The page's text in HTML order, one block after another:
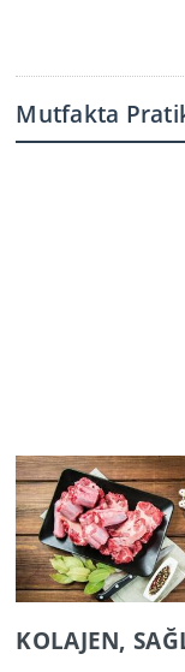
Mutfakta
KOLAJEN,